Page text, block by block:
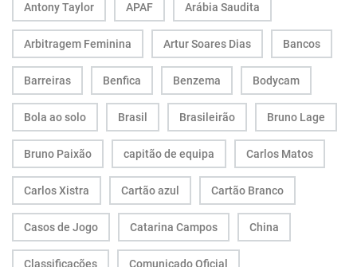
Antony Taylor APAF Arábia Saudita
Arbitragem Feminina Artur Soares Dias Bancos
Barreiras Benfica Benzema Bodycam
Bola ao solo Brasil Brasileirão Bruno Lage
Bruno Paixão capitão de equipa Carlos Matos
Carlos Xistra Cartão azul Cartão Branco
Casos de Jogo Catarina Campos China
Classificações Comunicado Oficial